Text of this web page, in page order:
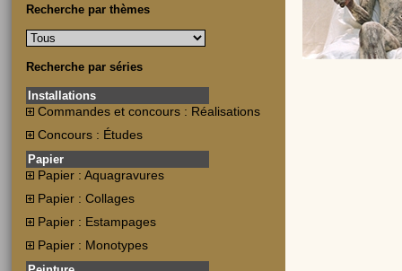
Recherche par thèmes
Recherche par séries
Installations
Commandes et concours : Réalisations
Concours : Études
Papier
Papier : Aquagravures
Papier : Collages
Papier : Estampages
Papier : Monotypes